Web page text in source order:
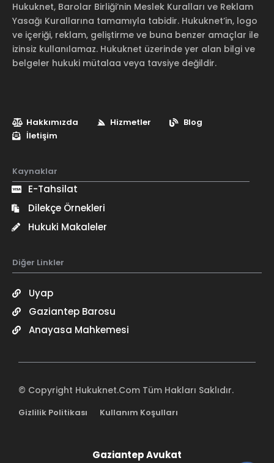
Hukuknet, Barolar Birliği’nin Meslek Kuralları ve Reklam
Yasağı Kurallarına tamamıyla tabidir. Hukuknet’in, logo
ve içeriği, reklam, geliştirme ve buna benzer amaçlar ile
izinsiz kullanılamaz. Hukuknet üzerinde yer alan bilgi ve
belgeler hukuki mütalaa veya tavsiye değildir.
Hakkımızda Hizmetler
Blog
İletişim
Kaynaklar
E-Tahsilat
Dilekçe Örnekleri
Hukuki Makaleler
Diğer Linkler
Uyap
Gaziantep Barosu
Anayasa Mahkemesi
© Copyright Hukuknet.Com Tüm Hakları Saklıdır.
Gizlilik Politikası Kullanım Koşulları
Gaziantep Avukat